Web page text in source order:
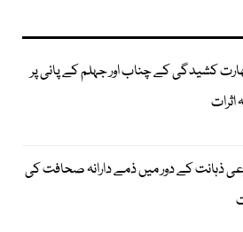
کشیدگی کے چناب اور جہلم کے پانی پر
ذہانت کے دور میں ذمے دارانہ صحافت کی